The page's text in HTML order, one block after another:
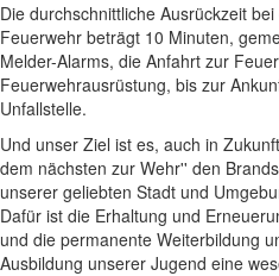
Die durchschnittliche Ausrückzeit
Feuerwehr beträgt 10 Minuten,
Melder-Alarms, die Anfahrt zur
Feuerwehrausrüstung, bis zur
Unfallstelle.
Und unser Ziel ist es, auch in
dem nächsten zur Wehr'' den
unserer geliebten Stadt und
Dafür ist die Erhaltung und
und die permanente Weiterbildung
Ausbildung unserer Jugend eine